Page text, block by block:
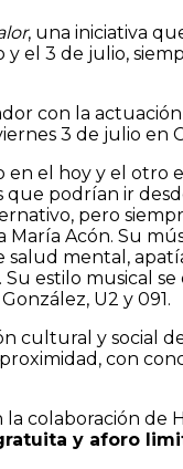
, una iniciativa
el 3 de julio,
con la
3 de julio en
el hoy y el
podrían ir
pero
Acón. Su
mental,
estilo musical
U2 y 091.
cultural y social
con
colaboración
y aforo